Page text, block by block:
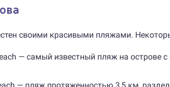
своими красивыми пляжами.
— самый известный пляж на острове